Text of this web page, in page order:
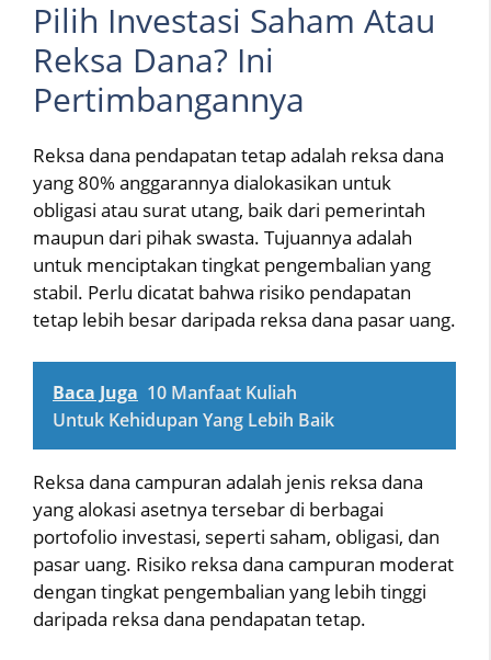
Pilih Investasi Saham Atau
Reksa Dana? Ini
Pertimbangannya
Reksa dana pendapatan tetap adalah reksa dana
yang 80% anggarannya dialokasikan untuk
obligasi atau surat utang, baik dari pemerintah
maupun dari pihak swasta. Tujuannya adalah
untuk menciptakan tingkat pengembalian yang
stabil. Perlu dicatat bahwa risiko pendapatan
tetap lebih besar daripada reksa dana pasar uang.
Baca Juga 10 Manfaat Kuliah
Untuk Kehidupan Yang Lebih Baik
Reksa dana campuran adalah jenis reksa dana
yang alokasi asetnya tersebar di berbagai
portofolio investasi, seperti saham, obligasi, dan
pasar uang. Risiko reksa dana campuran moderat
dengan tingkat pengembalian yang lebih tinggi
daripada reksa dana pendapatan tetap.